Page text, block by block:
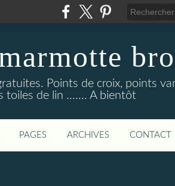
Points de croix, points
toiles de lin ....... A bientôt
PAGES ARCHIVES CONTACT